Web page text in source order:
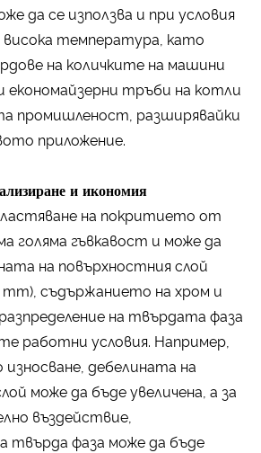
да се използва и при условия
висока температура, като
на количките на машини
економайзерни тръби на котли
промишленост, разширявайки
приложение.
и икономия
на покритието от
голяма гъвкавост и може да
на повърхностния слой
mm), съдържанието на хром и
на твърдата фаза
работни условия. Например,
износване, дебелината на
може да бъде увеличена, а за
въздействие,
твърда фаза може да бъде